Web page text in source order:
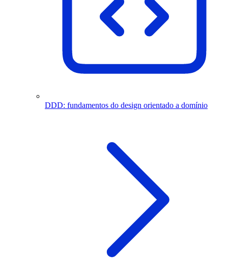
DDD: fundamentos do design orientado a domínio